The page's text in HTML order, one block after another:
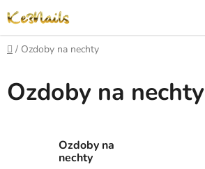
na
obsah
Domov
/ Ozdoby na nechty
Ozdoby na nechty
Ozdoby na
nechty